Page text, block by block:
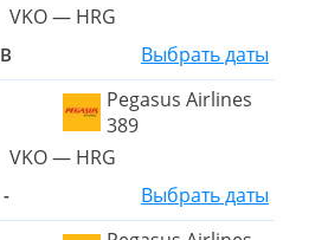
VKO — HRG
В
Выбрать даты
Pegasus Airlines
389
VKO — HRG
-
Выбрать даты